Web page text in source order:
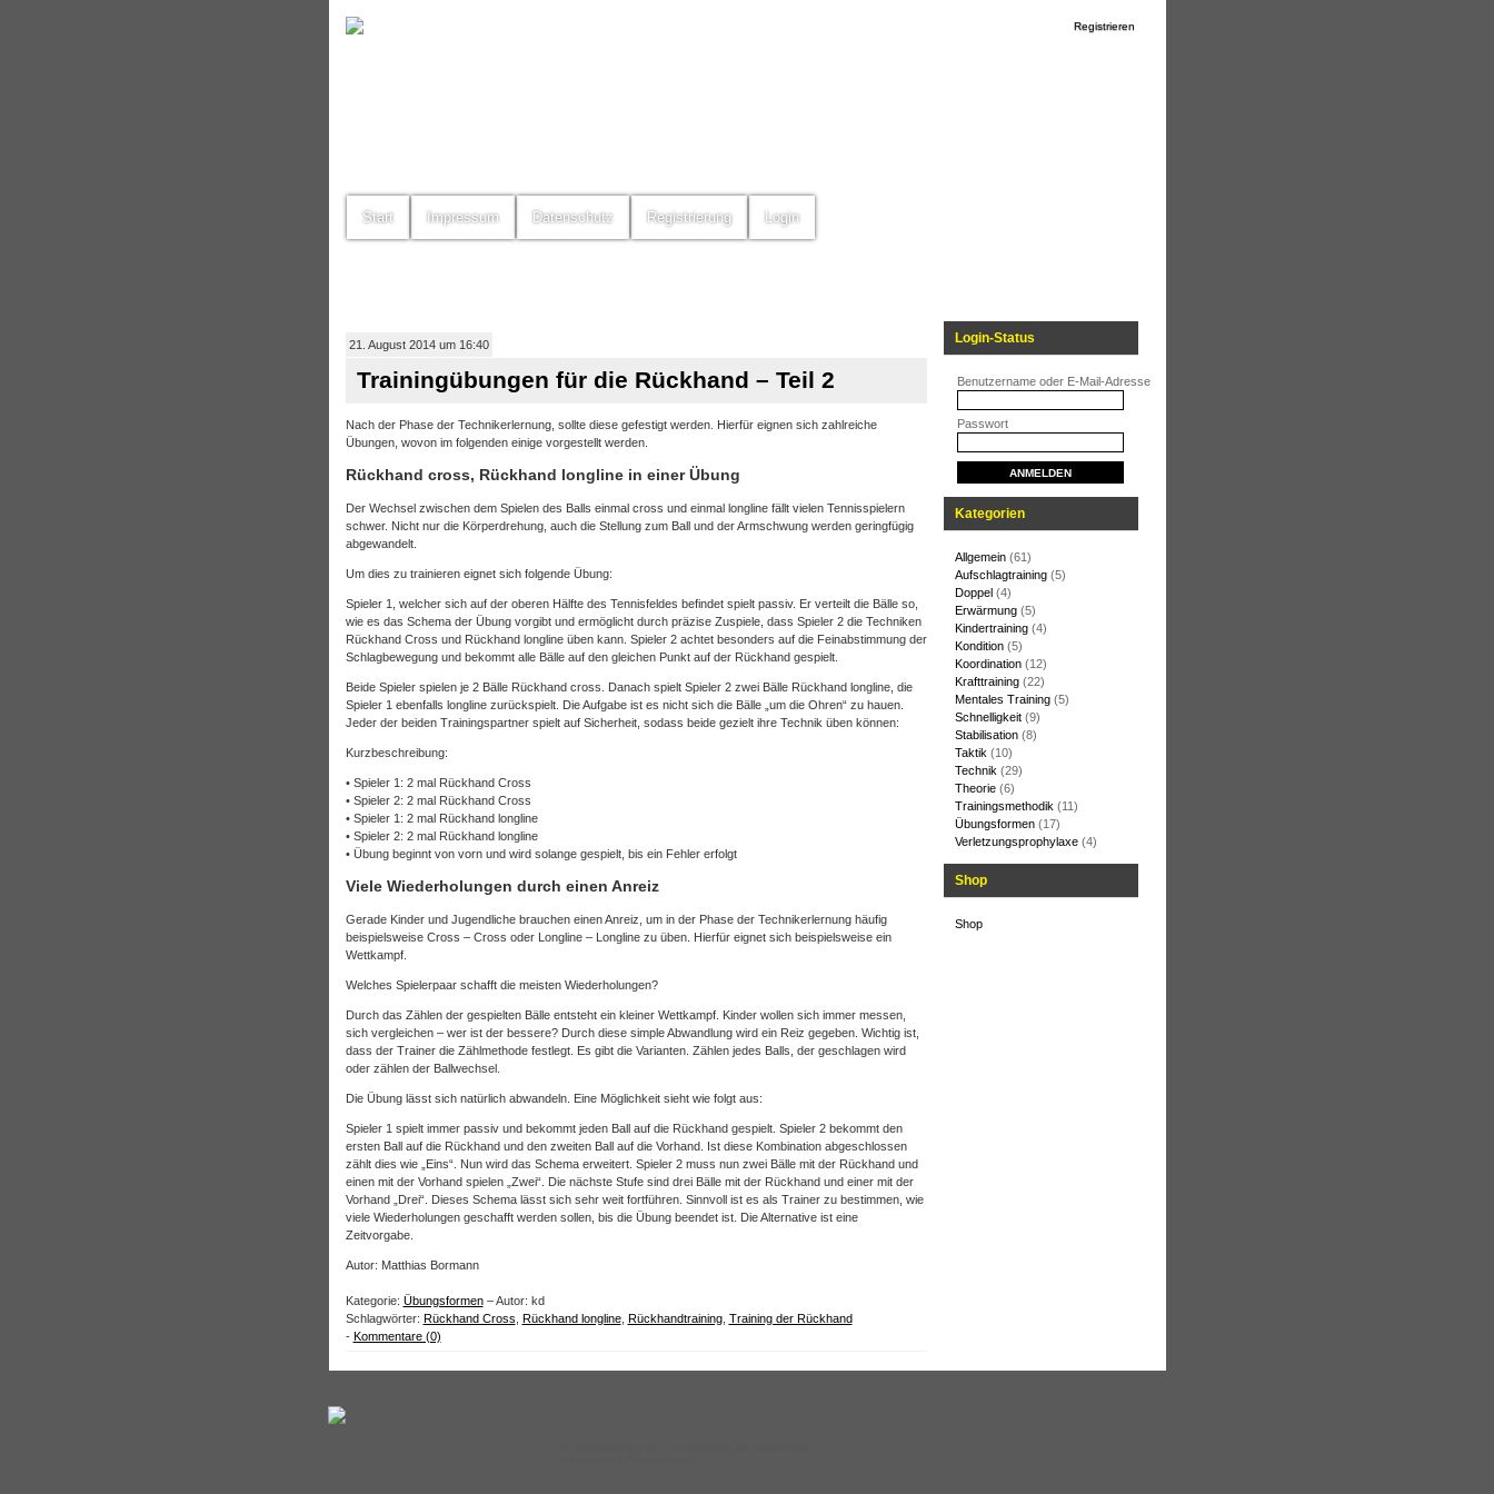
Registrieren
Start Impressum Datenschutz Registrierung Login
Login-Status
Benutzername oder E-Mail-Adresse
Passwort
Kategorien
Allgemein(61)
Aufschlagtraining(5)
Doppel(4)
Erwärmung(5)
Kindertraining(4)
Kondition(5)
Koordination(12)
Krafttraining(22)
Mentales Training(5)
Schnelligkeit(9)
Stabilisation(8)
Taktik (10)
Technik (29)
Theorie(6)
Trainingsmethodik (11)
Übungsformen(17)
Verletzungsprophylaxe(4)
Shop
Shop
21. August 2014 um 16:40
Trainingübungen für die Rückhand – Teil 2
Nach der Phase der Technikerlernung, sollte diese gefestigt werden. Hierfür eignen sich zahlreiche
Übungen, wovon im folgenden einige vorgestellt werden.
Rückhand cross, Rückhand longline in einer Übung
Der Wechsel zwischen dem Spielen des Balls einmal cross und einmal longline fällt vielen Tennisspielern
schwer. Nicht nur die Körperdrehung, auch die Stellung zum Ball und der Armschwung werden geringfügig
abgewandelt.
Um dies zu trainieren eignet sich folgende Übung:
Spieler 1, welcher sich auf der oberen Hälfte des Tennisfeldes befindet spielt passiv. Er verteilt die Bälle so,
wie es das Schema der Übung vorgibt und ermöglicht durch präzise Zuspiele, dass Spieler 2 die Techniken
Rückhand Cross und Rückhand longline üben kann. Spieler 2 achtet besonders auf die Feinabstimmung der
Schlagbewegung und bekommt alle Bälle auf den gleichen Punkt auf der Rückhand gespielt.
Beide Spieler spielen je 2 Bälle Rückhand cross. Danach spielt Spieler 2 zwei Bälle Rückhand longline, die
Spieler 1 ebenfalls longline zurückspielt. Die Aufgabe ist es nicht sich die Bälle „um die Ohren“ zu hauen.
Jeder der beiden Trainingspartner spielt auf Sicherheit, sodass beide gezielt ihre Technik üben können:
Kurzbeschreibung:
• Spieler 1: 2 mal Rückhand Cross
• Spieler 2: 2 mal Rückhand Cross
• Spieler 1: 2 mal Rückhand longline
• Spieler 2: 2 mal Rückhand longline
• Übung beginnt von vorn und wird solange gespielt, bis ein Fehler erfolgt
Viele Wiederholungen durch einen Anreiz
Gerade Kinder und Jugendliche brauchen einen Anreiz, um in der Phase der Technikerlernung häufig
beispielsweise Cross – Cross oder Longline – Longline zu üben. Hierfür eignet sich beispielsweise ein
Wettkampf.
Welches Spielerpaar schafft die meisten Wiederholungen?
Durch das Zählen der gespielten Bälle entsteht ein kleiner Wettkampf. Kinder wollen sich immer messen,
sich vergleichen – wer ist der bessere? Durch diese simple Abwandlung wird ein Reiz gegeben. Wichtig ist,
dass der Trainer die Zählmethode festlegt. Es gibt die Varianten. Zählen jedes Balls, der geschlagen wird
oder zählen der Ballwechsel.
Die Übung lässt sich natürlich abwandeln. Eine Möglichkeit sieht wie folgt aus:
Spieler 1 spielt immer passiv und bekommt jeden Ball auf die Rückhand gespielt. Spieler 2 bekommt den
ersten Ball auf die Rückhand und den zweiten Ball auf die Vorhand. Ist diese Kombination abgeschlossen
zählt dies wie „Eins“. Nun wird das Schema erweitert. Spieler 2 muss nun zwei Bälle mit der Rückhand und
einen mit der Vorhand spielen „Zwei“. Die nächste Stufe sind drei Bälle mit der Rückhand und einer mit der
Vorhand „Drei“. Dieses Schema lässt sich sehr weit fortführen. Sinnvoll ist es als Trainer zu bestimmen, wie
viele Wiederholungen geschafft werden sollen, bis die Übung beendet ist. Die Alternative ist eine
Zeitvorgabe.
Autor: Matthias Bormann
Kategorie: Übungsformen– Autor: kd
Schlagwörter: Rückhand Cross Rückhand longline, Rückhandtraining, Training der Rückhand
- Kommentare (0)